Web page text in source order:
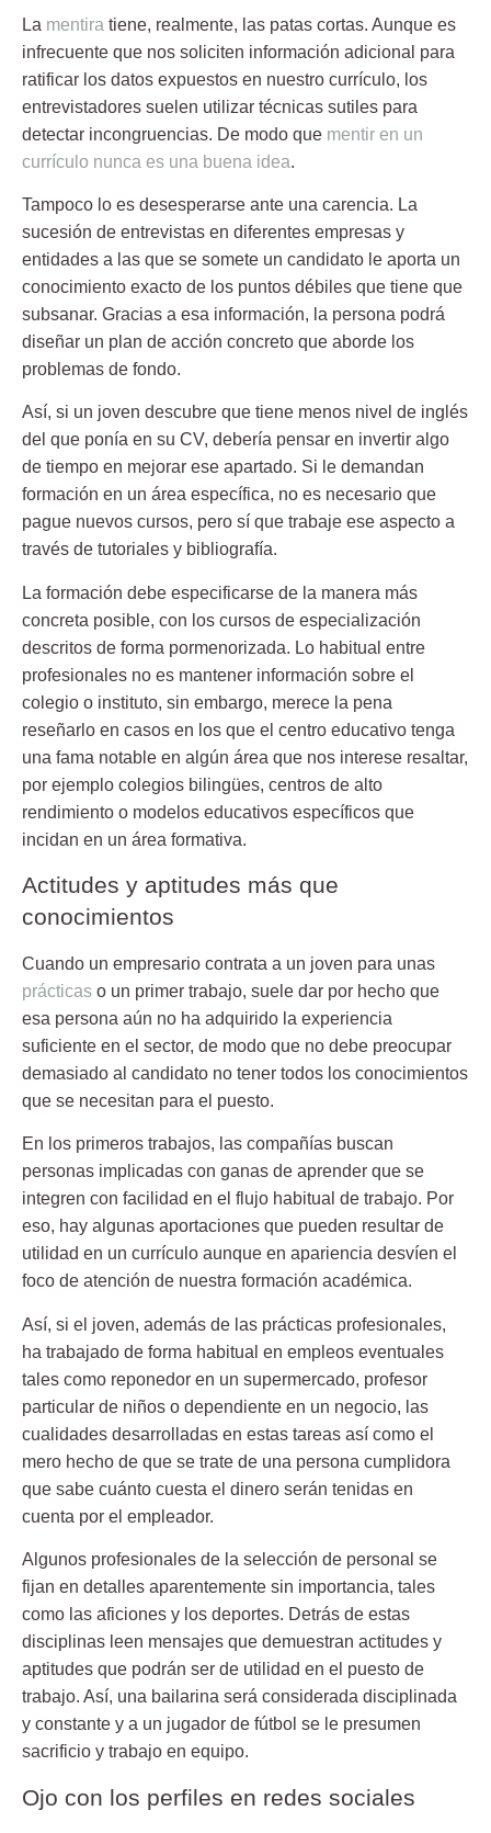
La mentira tiene, realmente, las patas cortas. Aunque es
infrecuente que nos soliciten información adicional para
ratificar los datos expuestos en nuestro currículo, los
entrevistadores suelen utilizar técnicas sutiles para
detectar incongruencias. De modo que mentir en un
currículo nunca es una buena idea.
Tampoco lo es desesperarse ante una carencia. La
sucesión de entrevistas en diferentes empresas y
entidades a las que se somete un candidato le aporta un
conocimiento exacto de los puntos débiles que tiene que
subsanar. Gracias a esa información, la persona podrá
diseñar un plan de acción concreto que aborde los
problemas de fondo.
Así, si un joven descubre que tiene menos nivel de inglés
del que ponía en su CV, debería pensar en invertir algo
de tiempo en mejorar ese apartado. Si le demandan
formación en un área específica, no es necesario que
pague nuevos cursos, pero sí que trabaje ese aspecto a
través de tutoriales y bibliografía.
La formación debe especificarse de la manera más
concreta posible, con los cursos de especialización
descritos de forma pormenorizada. Lo habitual entre
profesionales no es mantener información sobre el
colegio o instituto, sin embargo, merece la pena
reseñarlo en casos en los que el centro educativo tenga
una fama notable en algún área que nos interese resaltar,
por ejemplo colegios bilingües, centros de alto
rendimiento o modelos educativos específicos que
incidan en un área formativa.
Actitudes y aptitudes más que
conocimientos
Cuando un empresario contrata a un joven para unas
prácticas o un primer trabajo, suele dar por hecho que
esa persona aún no ha adquirido la experiencia
suficiente en el sector, de modo que no debe preocupar
demasiado al candidato no tener todos los conocimientos
que se necesitan para el puesto.
En los primeros trabajos, las compañías buscan
personas implicadas con ganas de aprender que se
integren con facilidad en el flujo habitual de trabajo. Por
eso, hay algunas aportaciones que pueden resultar de
utilidad en un currículo aunque en apariencia desvíen el
foco de atención de nuestra formación académica.
Así, si el joven, además de las prácticas profesionales,
ha trabajado de forma habitual en empleos eventuales
tales como reponedor en un supermercado, profesor
particular de niños o dependiente en un negocio, las
cualidades desarrolladas en estas tareas así como el
mero hecho de que se trate de una persona cumplidora
que sabe cuánto cuesta el dinero serán tenidas en
cuenta por el empleador.
Algunos profesionales de la selección de personal se
fijan en detalles aparentemente sin importancia, tales
como las aficiones y los deportes. Detrás de estas
disciplinas leen mensajes que demuestran actitudes y
aptitudes que podrán ser de utilidad en el puesto de
trabajo. Así, una bailarina será considerada disciplinada
y constante y a un jugador de fútbol se le presumen
sacrificio y trabajo en equipo.
Ojo con los perfiles en redes sociales